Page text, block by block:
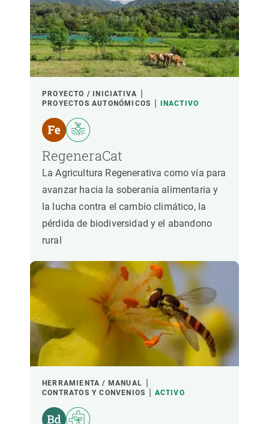
PROYECTO / INICIATIVA
PROYECTOS AUTONÓMICOS
INACTIVO
RegeneraCat
La Agricultura Regenerativa como vía para
avanzar hacia la soberanía alimentaria y
la lucha contra el cambio climático, la
pérdida de biodiversidad y el abandono
rural
HERRAMIENTA / MANUAL
CONTRATOS Y CONVENIOS
ACTIVO